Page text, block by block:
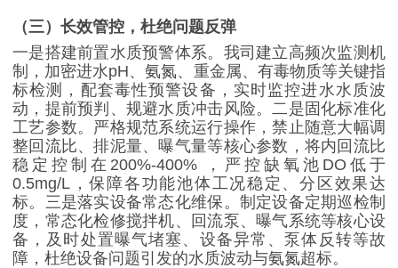
（三）长效管控，杜绝问题反弹
一是搭建前置水质预警体系。我司建立高频次监测机
制，加密进水pH、氨氮、重金属、有毒物质等关键指
标检测，配套毒性预警设备，实时监控进水水质波
动，提前预判、规避水质冲击风险。二是固化标准化
工艺参数。严格规范系统运行操作，禁止随意大幅调
整回流比、排泥量、曝气量等核心参数，将内回流比
稳定控制在 200%-400% ，严控缺氧池 DO 低于
0.5mg/L ，保障各功能池体工况稳定、分区效果达
标。三是落实设备常态化维保。制定设备定期巡检制
度，常态化检修搅拌机、回流泵、曝气系统等核心设
备，及时处置曝气堵塞、设备异常、泵体反转等故
障，杜绝设备问题引发的水质波动与氨氮超标。